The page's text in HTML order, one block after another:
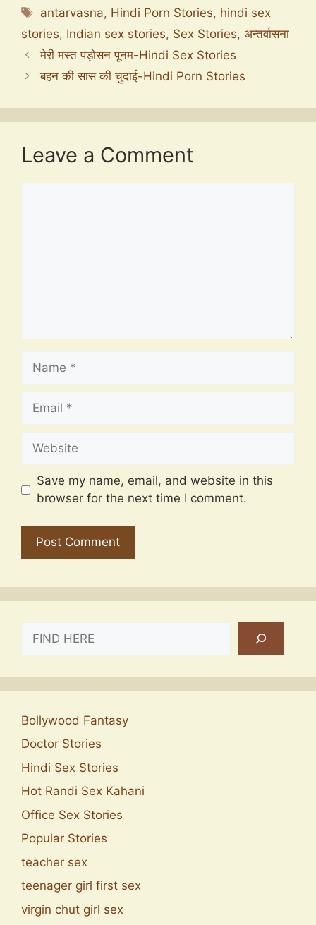
Tags
antarvasna, Hindi Porn Stories, hindi sex
stories, Indian sex stories, Sex Stories, अन्तर्वासना
मेरी मस्त पड़ोसन पूनम-Hindi Sex Stories
बहन की सास की चुदाई-Hindi Porn Stories
Leave a Comment
Name
Email
Website
Save my name, email, and website in this
browser for the next time I comment.
Bollywood Fantasy
Doctor Stories
Hindi Sex Stories
Hot Randi Sex Kahani
Office Sex Stories
Popular Stories
teacher sex
teenager girl first sex
virgin chut girl sex